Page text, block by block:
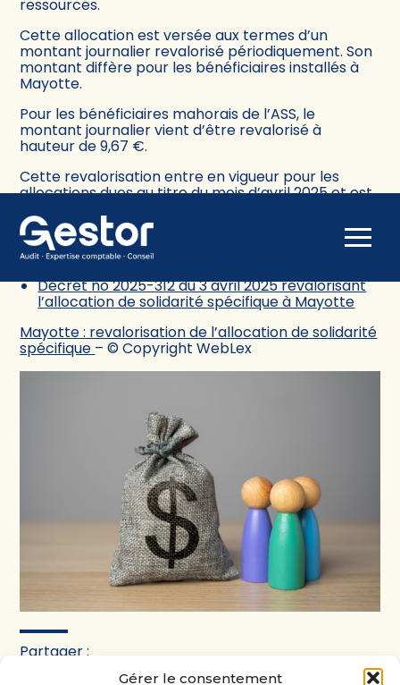
Gérer le consentement
Aller
au
ressources.
Cette allocation est versée aux termes d’un
montant journalier revalorisé périodiquement. Son
montant diffère pour les bénéficiaires installés à
Mayotte.
Pour les bénéficiaires mahorais de l’ASS, le
montant journalier vient d’être revalorisé à
hauteur de 9,67 €.
Cette revalorisation entre en vigueur pour les
allocations dues au titre du mois d’avril 2025 et est
de remplir la condition de ressources.
Sources :
Décret no 2025-312 du 3 avril 2025 revalorisant
l’allocation de solidarité spécifique à Mayotte
Mayotte : revalorisation de l’allocation de solidarité
spécifique – © Copyright WebLex
Partager :